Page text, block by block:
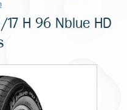
H 96 Nblue HD